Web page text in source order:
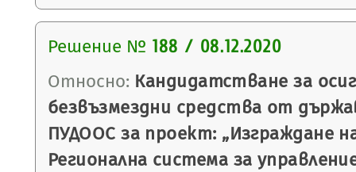
Решение № 188 / 08.12.2020
Относно: Кандидатстване за
безвъзмездни средства от
ПУДООС за проект: „Изграждане
Регионална система за